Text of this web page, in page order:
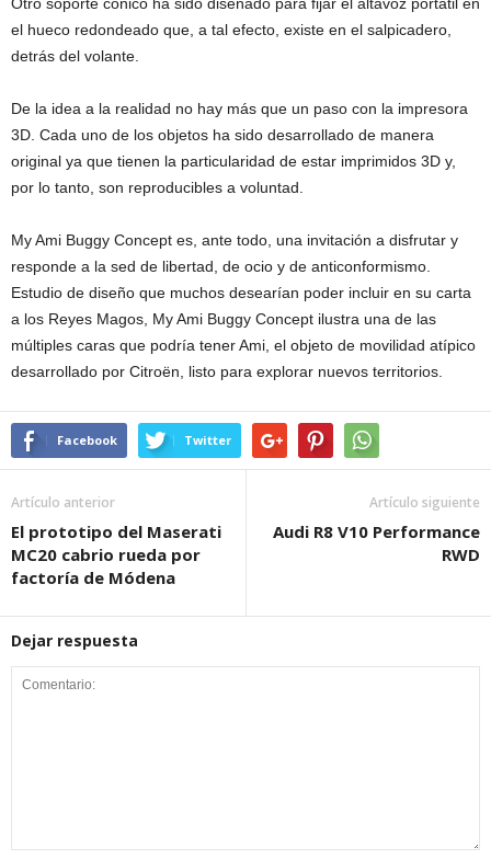
el hueco redondeado que, a tal efecto, existe en el salpicadero,
detrás del volante.
De la idea a la realidad no hay más que un paso con la impresora
3D. Cada uno de los objetos ha sido desarrollado de manera
original ya que tienen la particularidad de estar imprimidos 3D y,
por lo tanto, son reproducibles a voluntad.
My Ami Buggy Concept es, ante todo, una invitación a disfrutar y
responde a la sed de libertad, de ocio y de anticonformismo.
Estudio de diseño que muchos desearían poder incluir en su carta
a los Reyes Magos, My Ami Buggy Concept ilustra una de las
múltiples caras que podría tener Ami, el objeto de movilidad atípico
desarrollado por Citroën, listo para explorar nuevos territorios.
Facebook Twitter
Artículo anterior
El prototipo del Maserati
MC20 cabrio rueda por
factoría de Módena
Artículo siguiente
Audi R8 V10 Performance
RWD
Dejar respuesta